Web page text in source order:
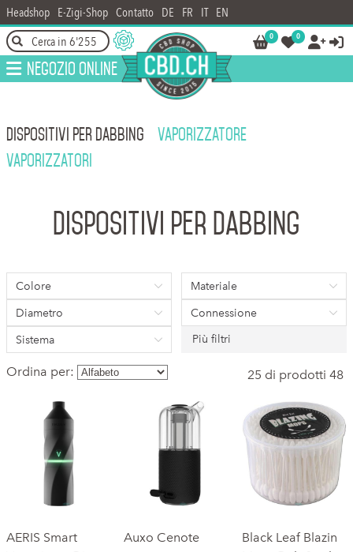
Headshop E-Zigi-Shop Contatto DE FR IT EN
0 0  
Negozio online
DISPOSITIVI PER DABBING
VAPORIZZATORE
VAPORIZZATORI
Dispositivi per dabbing
Colore
Materiale
Diametro
Connessione
Sistema
Più filtri
Ordina per: 25 di prodotti 48
‌AERIS Smart
Auxo Cenote
Black Leaf Blazin